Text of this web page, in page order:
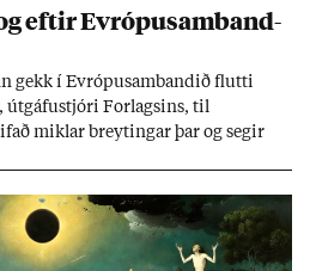
eft­ir Evr­ópu­sam­band­
gekk í Evr­ópu­sam­band­ið flutti
For­lags­ins, til
mikl­ar breyt­ing­ar þar og seg­ir
Þá hafi katalónsk­an hlot­